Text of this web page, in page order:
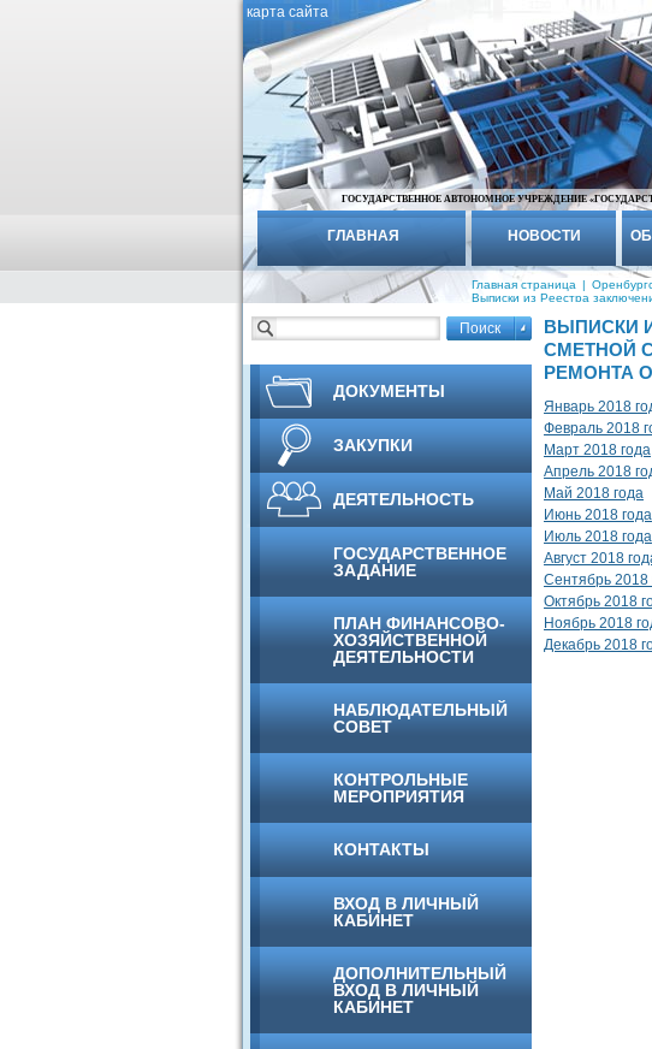
карта сайта
ГОСУДАРСТВЕННОЕ АВТОНОМНОЕ УЧРЕЖДЕНИЕ
ГЛАВНАЯ НОВОСТИ
Главная страница |
Выписки из Реестра
ДОКУМЕНТЫ
ЗАКУПКИ
ДЕЯТЕЛЬНОСТЬ
ГОСУДАРСТВЕННОЕ
ЗАДАНИЕ
ПЛАН ФИНАНСОВО-
ХОЗЯЙСТВЕННОЙ
ДЕЯТЕЛЬНОСТИ
НАБЛЮДАТЕЛЬНЫЙ
СОВЕТ
КОНТРОЛЬНЫЕ
МЕРОПРИЯТИЯ
КОНТАКТЫ
ВХОД В ЛИЧНЫЙ
КАБИНЕТ
ДОПОЛНИТЕЛЬНЫЙ
ВХОД В ЛИЧНЫЙ
КАБИНЕТ
ВЫПИСКИ
СМЕТНОЙ
РЕМОНТА
Январь 2018
Февраль 2018
Март 2018 года
Апрель 2018
Май 2018 года
Июнь 2018 года
Июль 2018 года
Август 2018
Сентябрь 2018
Октябрь 2018
Ноябрь 2018
Декабрь 2018